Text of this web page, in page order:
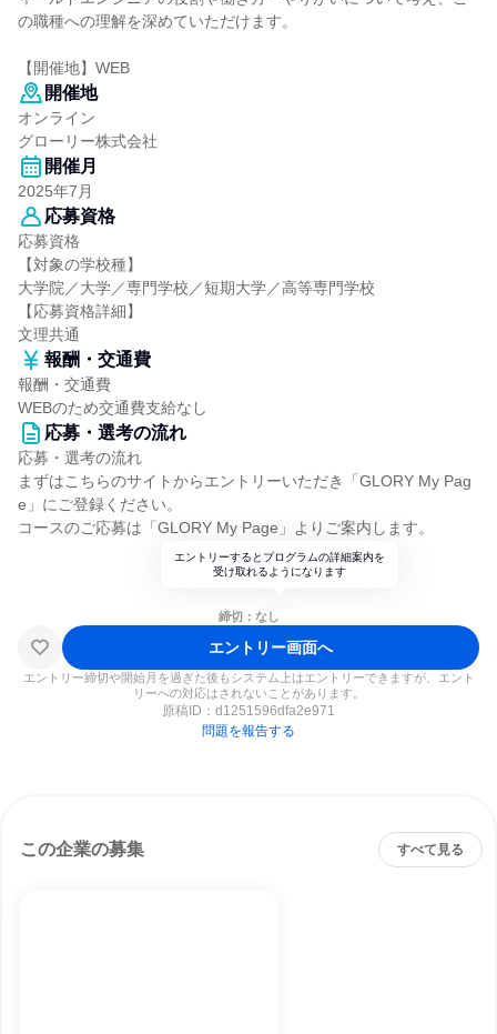
の職種への理解を深めていただけます。
【開催地】WEB
開催地
オンライン
グローリー株式会社
開催月
2025年7月
応募資格
応募資格
【対象の学校種】
大学院／大学／専門学校／短期大学／高等専門学校
【応募資格詳細】
文理共通
報酬・交通費
報酬・交通費
WEBのため交通費支給なし
応募・選考の流れ
応募・選考の流れ
まずはこちらのサイトからエントリーいただき「GLORY My Pag
e」にご登録ください。
コースのご応募は「GLORY My Page」よりご案内します。
エントリーするとプログラムの詳細案内を
受け取れるようになります
締切：なし
エントリー画面へ
エントリー締切や開始月を過ぎた後もシステム上はエントリーできますが、エント
リーへの対応はされないことがあります。
原稿ID： d1251596dfa2e971
問題を報告する
この企業の募集 すべて見る